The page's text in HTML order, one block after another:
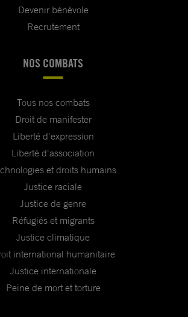
Devenir bénévole
Recrutement
NOS COMBATS
Tous nos combats
Droit de manifester
Liberté d'expression
Liberté d'association
et droits humains
Justice raciale
Justice de genre
Réfugiés et migrants
Justice climatique
international humanitaire
Justice internationale
Peine de mort et torture